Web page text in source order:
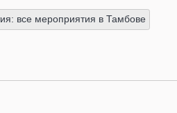
все мероприятия в Тамбове